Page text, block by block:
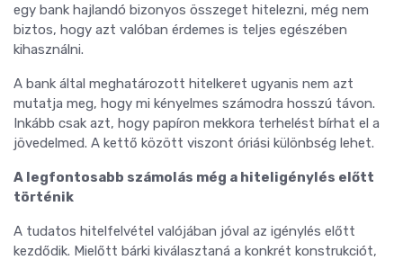
egy bank hajlandó bizonyos összeget hitelezni, még nem
biztos, hogy azt valóban érdemes is teljes egészében
kihasználni.
A bank által meghatározott hitelkeret ugyanis nem azt
mutatja meg, hogy mi kényelmes számodra hosszú távon.
Inkább csak azt, hogy papíron mekkora terhelést bírhat el a
jövedelmed. A kettő között viszont óriási különbség lehet.
A legfontosabb számolás még a hiteligénylés előtt
történik
A tudatos hitelfelvétel valójában jóval az igénylés előtt
kezdődik. Mielőtt bárki kiválasztaná a konkrét konstrukciót,